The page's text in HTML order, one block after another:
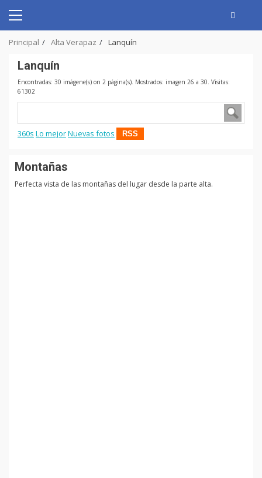
content
Primary
Principal Alta Verapaz Lanquín
Lanquín
Encontradas: 30 imágene(s) on 2 página(s). Mostrados: imagen 26 a 30. Visitas:
61302
360s Lo mejorNuevas fotos RSS
Montañas
Perfecta vista de las montañas del lugar desde la parte alta.